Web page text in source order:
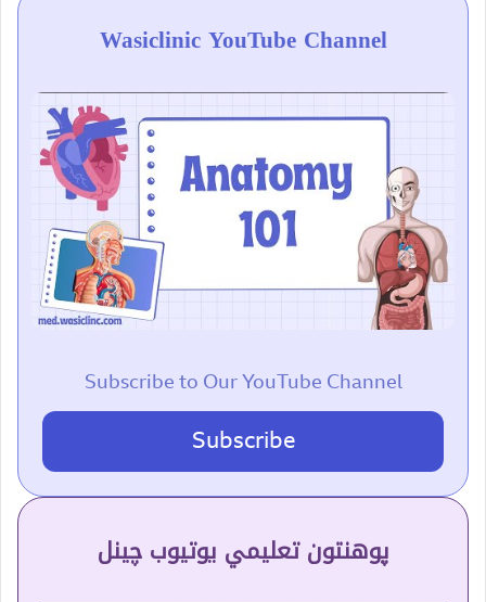
Wasiclinic YouTube Channel
Subscribe to Our YouTube Channel
Subscribe
پوهنتون تعلیمي یوتیوب چینل